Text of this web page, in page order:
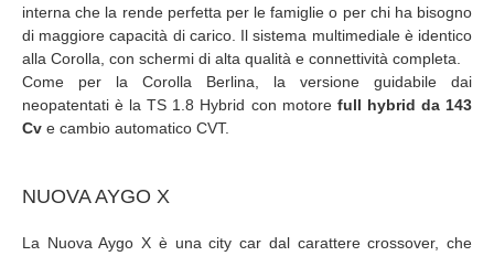
interna che la rende perfetta per le famiglie o per chi ha bisogno
di maggiore capacità di carico. Il sistema multimediale è identico
alla Corolla, con schermi di alta qualità e connettività completa.
Come per la Corolla Berlina, la versione guidabile dai
neopatentati è la TS 1.8 Hybrid con motore full hybrid da 143
Cv e cambio automatico CVT.
NUOVA AYGO X
La Nuova Aygo X è una city car dal carattere crossover, che